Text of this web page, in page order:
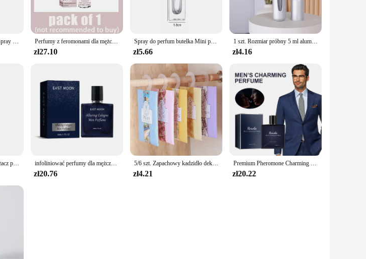
Dezodorant feromonowy Spray do ciała z kwiatowym i owocowym zapachem, długotrwałe feromony mężczyzny, aby przyciągnąć zapach przyciągania kobiet Perfumy z feromonami dla mężczyzny, aby przyciągać kobiety Perfumy Body Essential Sex Stymulujący olej Długotrwałe Androstenone Seksowne perfumy
zł27.10
Spray do perfum butelka Mini przenośny pojemnik na płyny do kosmetyków rozpylacz perfum Spray podróżny Alcochol pusta butelka wielokrotnego napełniania
zł5.66
1 szt. Rozmiar próbny 5 ml aluminiowa butelka perfum dolna łatwa pompka do napełniania butelka perfum w sprayu Mini lekka niezbędna podróżna
zł4.16
Gorąca wyprzedaż odświeżacz powietrza do samochodu butelka azotu odpowietrznik aromaterapii Auto aromaterapia akcesoria zapachowe aromaty aromatyczne infoliniować perfumy dla mężczyzn Essential Long-Lasting Attract Women Dating Atmosphere Balm Portable Gifts Set Perfume Spray do ciała
zł20.76
5/6 szt. Zapachowy kadzidło dekoracje wiszące szafa saszetka do samochodu wisząca saszetka zapachowa aromaterapia perfumowany odświeżacz powietrza
zł4.21
Premium Pheromone Charming for Men Premium and Long-lasting Scent Refreshing and Romantic Perfume Essential Oil To Attract Women
zł20.22